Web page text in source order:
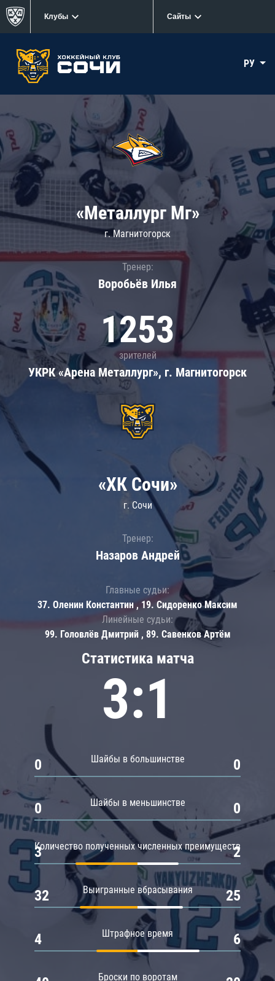
Клубы Сайты
РУ
«Металлург Мг»
г. Магнитогорск
Тренер:
Воробьёв Илья
1253
зрителей
УКРК «Арена Металлург», г. Магнитогорск
Статистика матча
3:1
Шайбы в большинстве
0 0
Шайбы в меньшинстве
0 0
Количество полученных численных преимуществ
3 2
Выигранные вбрасывания
32 25
Штрафное время
4 6
Броски по воротам
«ХК Сочи»
г. Сочи
Тренер:
Назаров Андрей
Главные судьи:
37. Оленин Константин , 19. Сидоренко Максим
Линейные судьи:
99. Головлёв Дмитрий , 89. Савенков Артём